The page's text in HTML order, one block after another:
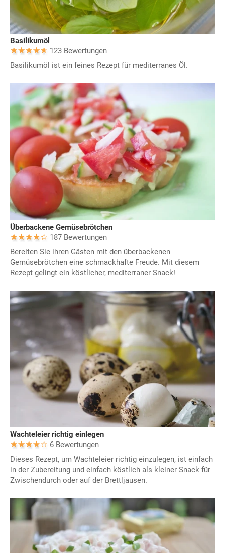
Basilikumöl
123 Bewertungen
Basilikumöl ist ein feines Rezept für mediterranes Öl.
Überbackene Gemüsebrötchen
187 Bewertungen
Bereiten Sie ihren Gästen mit den überbackenen
Gemüsebrötchen eine schmackhafte Freude. Mit diesem
Rezept gelingt ein köstlicher, mediterraner Snack!
Wachteleier richtig einlegen
6 Bewertungen
Dieses Rezept, um Wachteleier richtig einzulegen, ist einfach
in der Zubereitung und einfach köstlich als kleiner Snack für
Zwischendurch oder auf der Brettljausen.